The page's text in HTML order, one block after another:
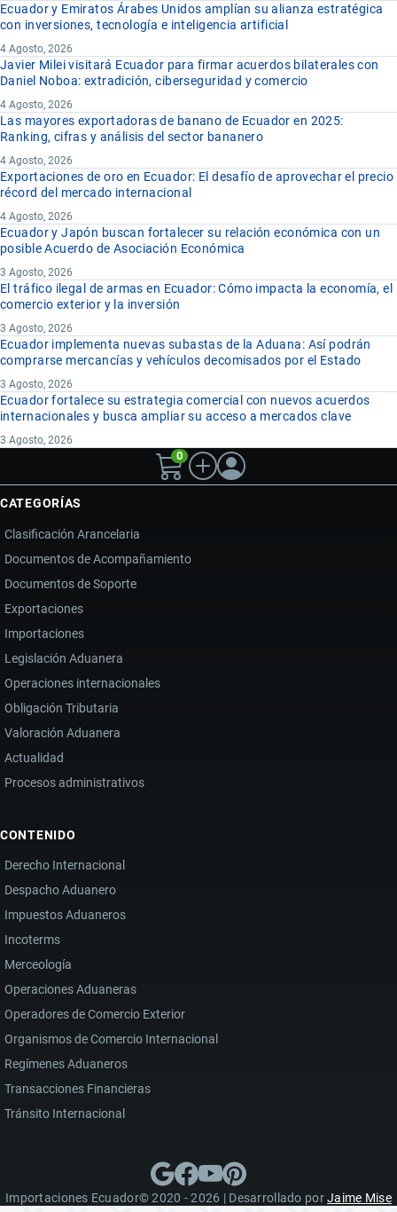
Ecuador y Emiratos Árabes Unidos amplían su alianza estratégica
con inversiones, tecnología e inteligencia artificial
4 Agosto, 2026
Javier Milei visitará Ecuador para firmar acuerdos bilaterales con
Daniel Noboa: extradición, ciberseguridad y comercio
4 Agosto, 2026
Las mayores exportadoras de banano de Ecuador en 2025:
Ranking, cifras y análisis del sector bananero
4 Agosto, 2026
Exportaciones de oro en Ecuador: El desafío de aprovechar el precio
récord del mercado internacional
4 Agosto, 2026
Ecuador y Japón buscan fortalecer su relación económica con un
posible Acuerdo de Asociación Económica
3 Agosto, 2026
El tráfico ilegal de armas en Ecuador: Cómo impacta la economía, el
comercio exterior y la inversión
3 Agosto, 2026
Ecuador implementa nuevas subastas de la Aduana: Así podrán
comprarse mercancías y vehículos decomisados por el Estado
3 Agosto, 2026
Ecuador fortalece su estrategia comercial con nuevos acuerdos
internacionales y busca ampliar su acceso a mercados clave
3 Agosto, 2026
0
CATEGORÍAS
Clasificación Arancelaria
Documentos de Acompañamiento
Documentos de Soporte
Exportaciones
Importaciones
Legislación Aduanera
Operaciones internacionales
Obligación Tributaria
Valoración Aduanera
Actualidad
Procesos administrativos
CONTENIDO
Derecho Internacional
Despacho Aduanero
Impuestos Aduaneros
Incoterms
Merceología
Operaciones Aduaneras
Operadores de Comercio Exterior
Organismos de Comercio Internacional
Regímenes Aduaneros
Transacciones Financieras
Tránsito Internacional
Importaciones Ecuador© 2020 - 2026 | Desarrollado porJaime Mise